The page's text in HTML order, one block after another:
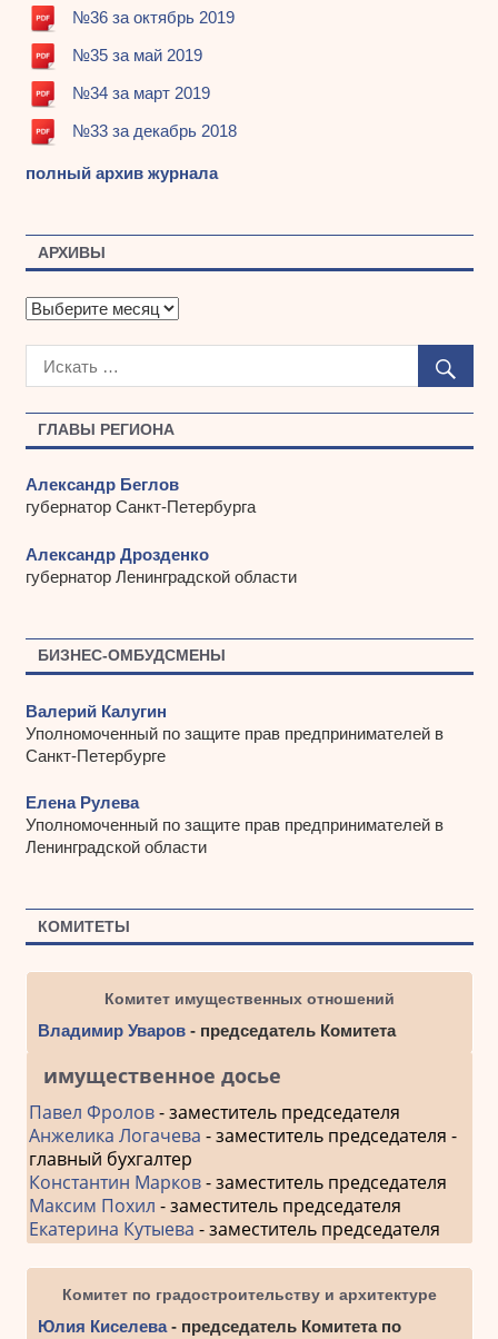
ГЛАВЫ РЕГИОНА
Александр Беглов
губернатор Санкт-Петербурга
Александр Дрозденко
губернатор Ленинградской области
БИЗНЕС-ОМБУДСМЕНЫ
Валерий Калугин
Уполномоченный по защите прав предпринимателей в
Санкт-Петербурге
Елена Рулева
Уполномоченный по защите прав предпринимателей в
Ленинградской области
КОМИТЕТЫ
Комитет имущественных отношений
Владимир Уваров- председатель Комитета
имущественное досье
Павел Фролов- заместитель председателя
Анжелика Логачева - заместитель председателя -
главный бухгалтер
Константин Марков- заместитель председателя
Максим Похил - заместитель председателя
Екатерина Кутыева - заместитель председателя
Комитет по градостроительству и архитектуре
Юлия Киселева- председатель Комитета по
№36 за октябрь 2019
№35 за май 2019
№34 за март 2019
№33 за декабрь 2018
полный архив журнала
АРХИВЫ
А
х
ы